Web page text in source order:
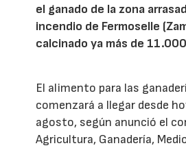
el ganado de la zona
incendio de Fermoselle
calcinado ya más de
El alimento para las
comenzará a llegar desde
agosto, según anunció el
Agricultura, Ganadería,